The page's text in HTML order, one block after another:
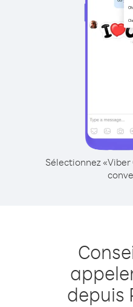
Sélectionnez
depuis